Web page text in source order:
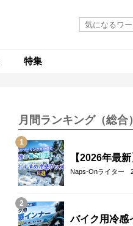
特集
月間ランキング（総合）
【2026年最
対策・冷感グ
Naps-Onライター
バイク用冷感